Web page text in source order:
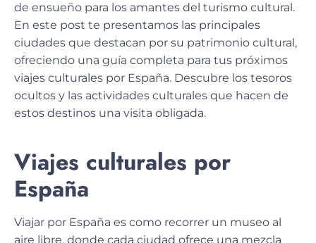
de ensueño para los amantes del turismo cultural.
En este post te presentamos las principales
ciudades que destacan por su patrimonio cultural,
ofreciendo una guía completa para tus próximos
viajes culturales por España. Descubre los tesoros
ocultos y las actividades culturales que hacen de
estos destinos una visita obligada.
Viajes culturales por
España
Viajar por España es como recorrer un museo al
aire libre, donde cada ciudad ofrece una mezcla